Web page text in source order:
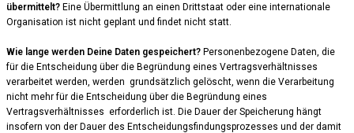
übermittelt? Eine Übermittlung an einen Drittstaat oder eine internationale
Organisation ist nicht geplant und findet nicht statt.
Wie lange werden Deine Daten gespeichert? Personenbezogene Daten, die
für die Entscheidung über die Begründung eines Vertragsverhältnisses
verarbeitet werden, werden grundsätzlich gelöscht, wenn die Verarbeitung
nicht mehr für die Entscheidung über die Begründung eines
Vertragsverhältnisses erforderlich ist. Die Dauer der Speicherung hängt
insofern von der Dauer des Entscheidungsfindungsprozesses und der damit